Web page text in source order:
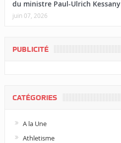
du ministre Paul-Ulrich Kessany
juin 07, 2026
PUBLICITÉ
CATÉGORIES
A la Une
Athletisme